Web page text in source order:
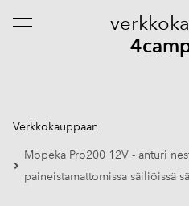
on lisätty ostoskoriin. Katso
Verkkokauppaan
Mopeka Pro200 12V - anturi
paineistamattomissa säiliöissä